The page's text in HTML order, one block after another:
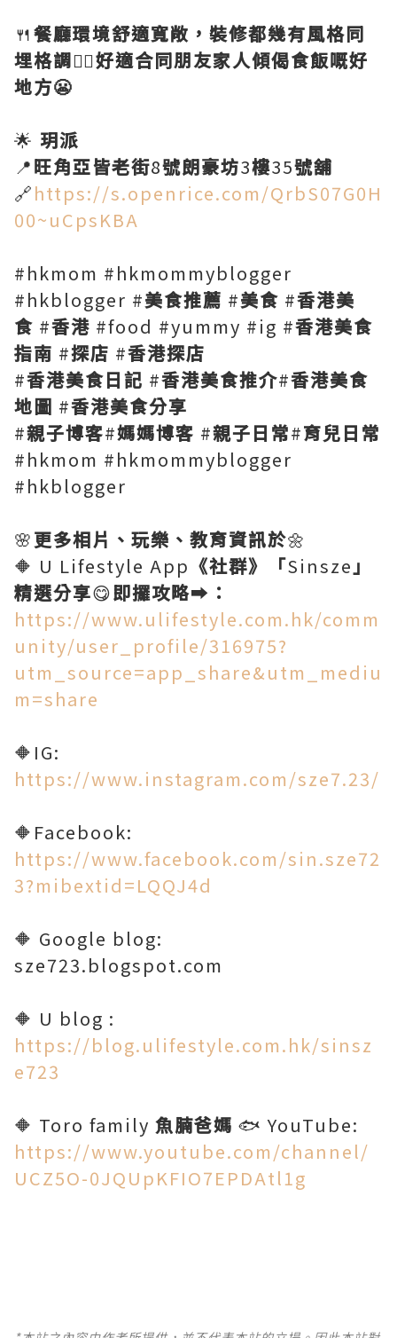
🍴餐廳環境舒適寬敞，裝修都幾有風格同
埋格調👍🏻好適合同朋友家人傾偈食飯嘅好
地方😬
🌟 玥派
📍旺角亞皆老街8號朗豪坊3樓35號舖
🔗https://s.openrice.com/QrbS07G0H
00~uCpsKBA
#hkmom #hkmommyblogger
#hkblogger #美食推薦 #美食 #香港美
食 #香港 #food #yummy #ig #香港美食
指南 #探店 #香港探店
#香港美食日記 #香港美食推介#香港美食
地圖 #香港美食分享
#親子博客#媽媽博客 #親子日常#育兒日常
#hkmom #hkmommyblogger
#hkblogger
🌸更多相片、玩樂、教育資訊於🌼
🔶 U Lifestyle App 《社群》「Sinsze 」
精選分享😋即攞攻略➡️ ：
https://www.ulifestyle.com.hk/comm
unity/user_profile/316975?
utm_source=app_share&utm_mediu
m=share
🔶IG:
https://www.instagram.com/sze7.23/
🔶Facebook:
https://www.facebook.com/sin.sze72
3?mibextid=LQQJ4d
🔶 Google blog:
sze723.blogspot.com
🔶 U blog :
https://blog.ulifestyle.com.hk/sinsz
e723
🔶 Toro family 魚腩爸媽 🐟 YouTube:
https://www.youtube.com/channel/
UCZ5O-0JQUpKFIO7EPDAtl1g